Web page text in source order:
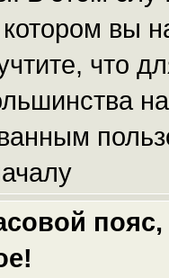
котором вы
что